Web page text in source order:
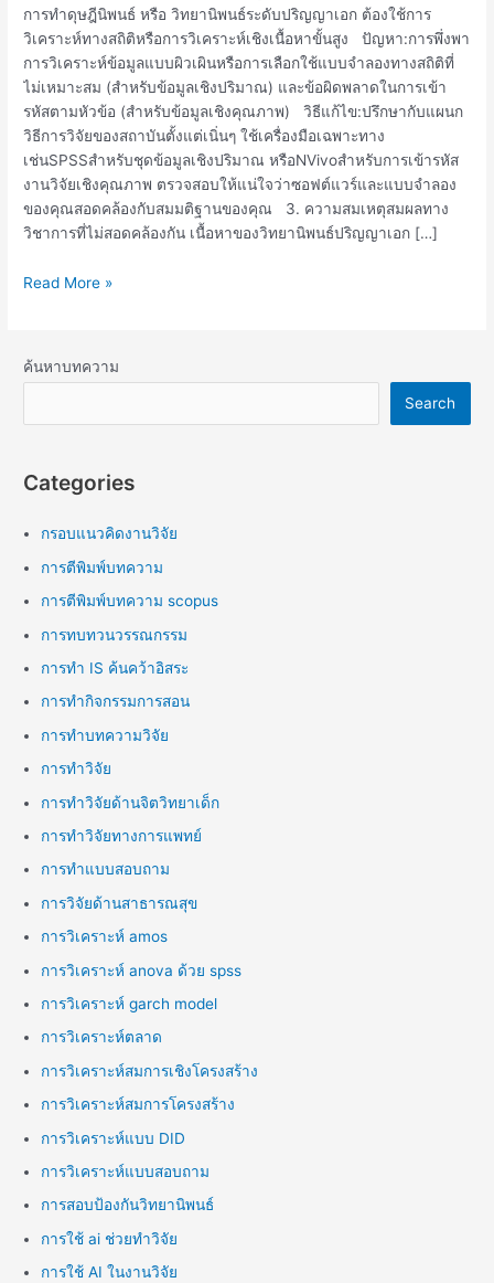
การทำดุษฎีนิพนธ์ หรือ วิทยานิพนธ์ระดับปริญญาเอก ต้องใช้การ
วิเคราะห์ทางสถิติหรือการวิเคราะห์เชิงเนื้อหาขั้นสูง ปัญหา:การพึ่งพา
การวิเคราะห์ข้อมูลแบบผิวเผินหรือการเลือกใช้แบบจำลองทางสถิติที่
ไม่เหมาะสม (สำหรับข้อมูลเชิงปริมาณ) และข้อผิดพลาดในการเข้า
รหัสตามหัวข้อ (สำหรับข้อมูลเชิงคุณภาพ) วิธีแก้ไข:ปรึกษากับแผนก
วิธีการวิจัยของสถาบันตั้งแต่เนิ่นๆ ใช้เครื่องมือเฉพาะทาง
เช่นSPSSสำหรับชุดข้อมูลเชิงปริมาณ หรือNVivoสำหรับการเข้ารหัส
งานวิจัยเชิงคุณภาพ ตรวจสอบให้แน่ใจว่าซอฟต์แวร์และแบบจำลอง
ของคุณสอดคล้องกับสมมติฐานของคุณ 3. ความสมเหตุสมผลทาง
วิชาการที่ไม่สอดคล้องกัน เนื้อหาของวิทยานิพนธ์ปริญญาเอก […]
Read More »
ค้นหาบทความ
Search
Categories
กรอบแนวคิดงานวิจัย
การตีพิมพ์บทความ
การตีพิมพ์บทความ scopus
การทบทวนวรรณกรรม
การทำ IS ค้นคว้าอิสระ
การทำกิจกรรมการสอน
การทำบทความวิจัย
การทำวิจัย
การทำวิจัยด้านจิตวิทยาเด็ก
การทำวิจัยทางการแพทย์
การทำแบบสอบถาม
การวิจัยด้านสาธารณสุข
การวิเคราะห์ amos
การวิเคราะห์ anova ด้วย spss
การวิเคราะห์ garch model
การวิเคราะห์ตลาด
การวิเคราะห์สมการเชิงโครงสร้าง
การวิเคราะห์สมการโครงสร้าง
การวิเคราะห์แบบ DID
การวิเคราะห์แบบสอบถาม
การสอบป้องกันวิทยานิพนธ์
การใช้ ai ช่วยทำวิจัย
การใช้ AI ในงานวิจัย